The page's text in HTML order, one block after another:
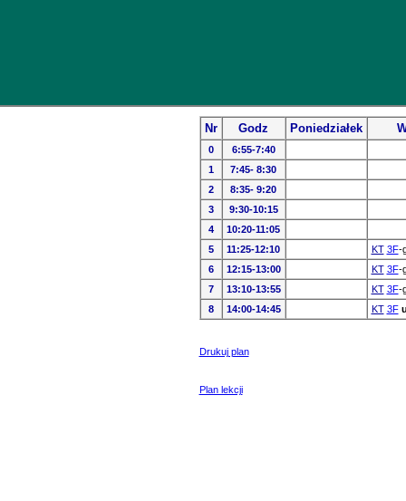
Nr Godz Poniedziałek
0
6:55-7:40
1
7:45- 8:30
2
8:35- 9:20
3
9:30-10:15
4
10:20-11:05
5
11:25-12:10 KT 3F-
6
12:15-13:00 KT 3F-
7
13:10-13:55 KT 3F-
8
14:00-14:45 KT 3F
Drukuj plan
Plan lekcji